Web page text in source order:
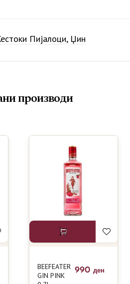
Пијалоци, Џин
производи
BEEFEATER
GIN PINK
990 ден